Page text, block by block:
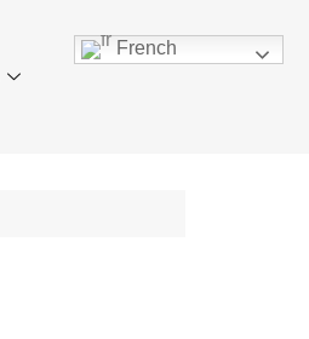
French